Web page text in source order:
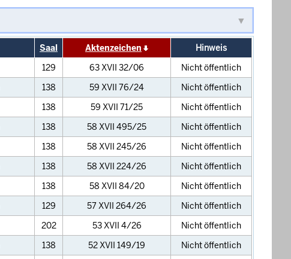
Saal Aktenzeichen
Hinweis
129 63 XVII 32/06
Nicht öffentlich
138 59 XVII 76/24
Nicht öffentlich
138 59 XVII 71/25
Nicht öffentlich
138 58 XVII 495/25
Nicht öffentlich
138 58 XVII 245/26
Nicht öffentlich
138 58 XVII 224/26
Nicht öffentlich
138 58 XVII 84/20
Nicht öffentlich
129 57 XVII 264/26
Nicht öffentlich
202 53 XVII 4/26
Nicht öffentlich
138 52 XVII 149/19
Nicht öffentlich